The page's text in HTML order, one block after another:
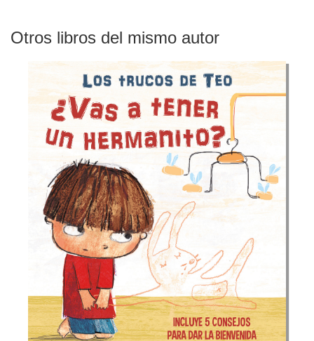
Otros libros del mismo autor